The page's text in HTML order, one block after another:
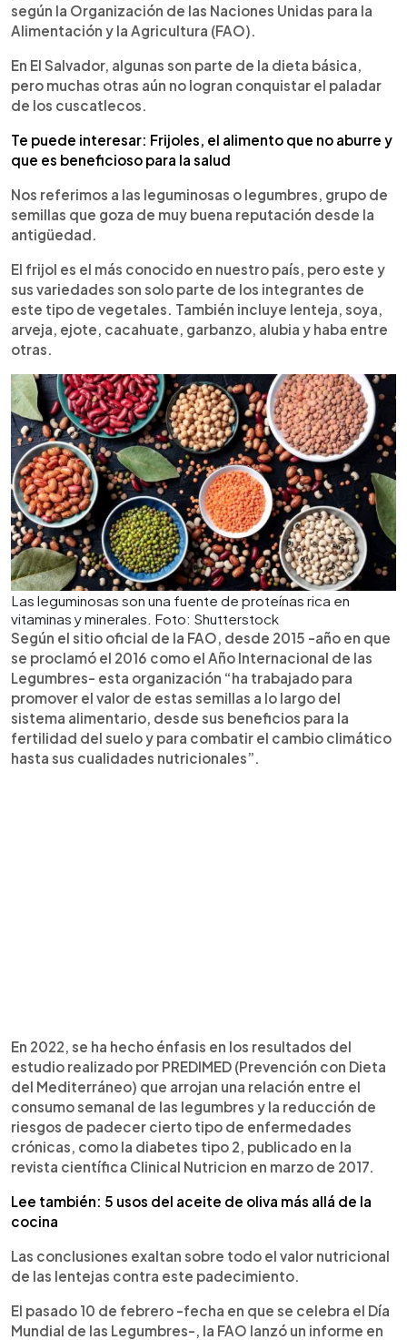
según la Organización de las Naciones Unidas para la
Alimentación y la Agricultura (FAO).
En El Salvador, algunas son parte de la dieta básica,
pero muchas otras aún no logran conquistar el paladar
de los cuscatlecos.
Te puede interesar: Frijoles, el alimento que no aburre y
que es beneficioso para la salud
Nos referimos a las leguminosas o legumbres, grupo de
semillas que goza de muy buena reputación desde la
antigüedad.
El frijol es el más conocido en nuestro país, pero este y
sus variedades son solo parte de los integrantes de
este tipo de vegetales. También incluye lenteja, soya,
arveja, ejote, cacahuate, garbanzo, alubia y haba entre
otras.
Las leguminosas son una fuente de proteínas rica en
vitaminas y minerales. Foto: Shutterstock
Según el sitio oficial de la FAO, desde 2015 -año en que
se proclamó el 2016 como el Año Internacional de las
Legumbres- esta organización “ha trabajado para
promover el valor de estas semillas a lo largo del
sistema alimentario, desde sus beneficios para la
fertilidad del suelo y para combatir el cambio climático
hasta sus cualidades nutricionales”.
En 2022, se ha hecho énfasis en los resultados del
estudio realizado por PREDIMED (Prevención con Dieta
del Mediterráneo) que arrojan una relación entre el
consumo semanal de las legumbres y la reducción de
riesgos de padecer cierto tipo de enfermedades
crónicas, como la diabetes tipo 2, publicado en la
revista científica Clinical Nutricion en marzo de 2017.
Lee también: 5 usos del aceite de oliva más allá de la
cocina
Las conclusiones exaltan sobre todo el valor nutricional
de las lentejas contra este padecimiento.
El pasado 10 de febrero -fecha en que se celebra el Día
Mundial de las Legumbres-, la FAO lanzó un informe en